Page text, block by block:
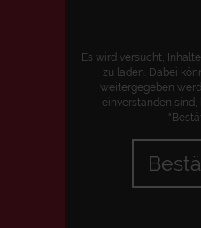
Es wird versucht,
zu laden. Dabei
weitergegeben
einverstanden